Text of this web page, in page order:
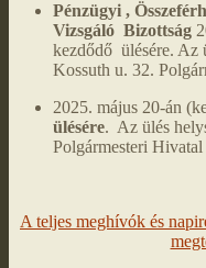
Pénzügyi ,
Vizsgáló Bizottság
kezdődő ülésére. Az
Kossuth u. 32.
2025. május 20-án
ülésére. Az ülés
Polgármesteri Hivatal
A teljes meghívók és